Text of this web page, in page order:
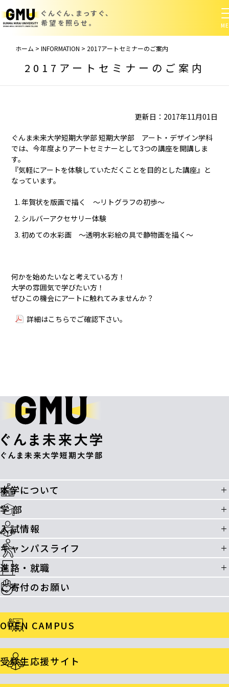
ぐんぐん、まっすぐ、
希望を照らせ。
ホーム > INFORMATION > 2017アートセミナーのご案内
2017アートセミナーのご案内
更新日：2017年11月01日
ぐんま未来大学短期大学部 短期大学部 アート・デザイン学科
では、今年度よりアートセミナーとして3つの講座を開講しま
す。
『気軽にアートを体験していただくことを目的とした講座』と
なっています。
年賀状を版画で描く ～リトグラフの初歩～
シルバーアクセサリー体験
初めての水彩画 ～透明水彩絵の具で静物画を描く～
何かを始めたいなと考えている方！
大学の雰囲気で学びたい方！
ぜひこの機会にアートに触れてみませんか？
詳細はこちらでご確認下さい。
本学について
学 部
入試情報
キャンパスライフ
進路・就職
ご寄付のお願い
OPEN CAMPUS
受験生応援サイト